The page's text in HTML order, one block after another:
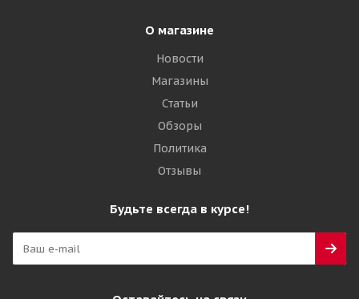
8 360₽
О магазине
Новости
Магазины
Статьи
Обзоры
Политика
Отзывы
Будьте всегда в курсе!